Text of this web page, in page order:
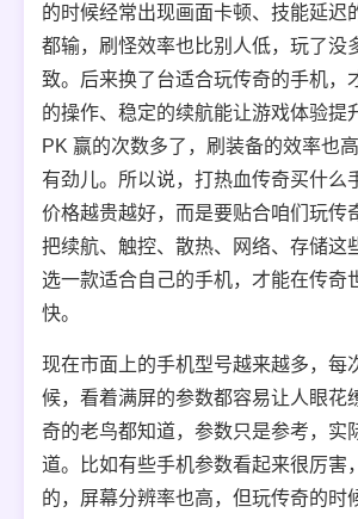
的时候经常出现画面卡顿、技能延迟
都输，刷怪效率也比别人低，玩了没
致。后来换了台适合玩传奇的手机，
的操作、稳定的续航能让游戏体验提
PK 赢的次数多了，刷装备的效率也
有劲儿。所以说，打热血传奇买什么
价格越贵越好，而是要贴合咱们玩传
把续航、触控、散热、网络、存储这
选一款适合自己的手机，才能在传奇
快。
现在市面上的手机型号越来越多，每
候，看着满屏的参数都容易让人眼花
奇的老鸟都知道，参数只是参考，实
道。比如有些手机参数看起来很厉害
的，屏幕分辨率也高，但玩传奇的时